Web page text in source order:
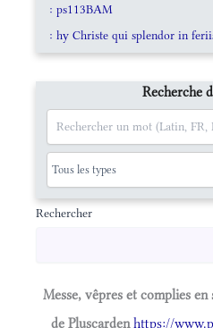
: ps113BAM
: hy Christe qui splendor in
Recherche
Rechercher
Messe, vêpres et complies
de Pluscardenhttps://